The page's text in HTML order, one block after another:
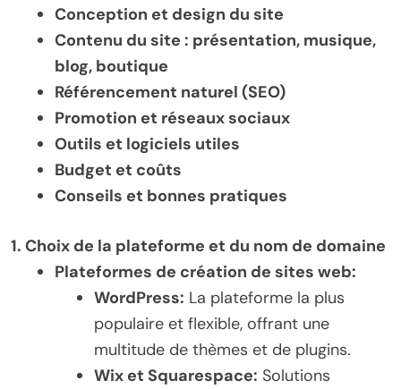
Conception et design du site
Contenu du site : présentation, musique,
blog, boutique
Référencement naturel (SEO)
Promotion et réseaux sociaux
Outils et logiciels utiles
Budget et coûts
Conseils et bonnes pratiques
1. Choix de la plateforme et du nom de domaine
Plateformes de création de sites web:
WordPress: La plateforme la plus
populaire et flexible, offrant une
multitude de thèmes et de plugins.
Wix et Squarespace: Solutions